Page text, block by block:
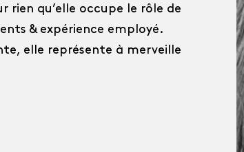
rien qu’elle occupe le rôle de
& expérience employé.
elle représente à merveille